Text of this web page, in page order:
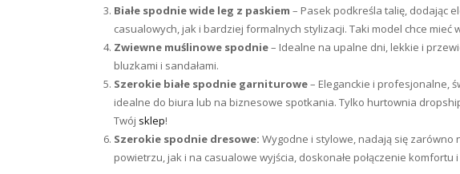
Białe spodnie wide leg z paskiem – Pasek podkreśla talię, dodając
casualowych, jak i bardziej formalnych stylizacji. Taki model chce mieć
Zwiewne muślinowe spodnie– Idealne na upalne dni, lekkie i
bluzkami i sandałami.
Szerokie białe spodnie garniturowe– Eleganckie i profesjonalne,
idealne do biura lub na biznesowe spotkania. Tylko hurtownia
Twój sklep!
Szerokie spodnie dresowe: Wygodne i stylowe, nadają się zarówno
powietrzu, jak i na casualowe wyjścia, doskonałe połączenie komfortu